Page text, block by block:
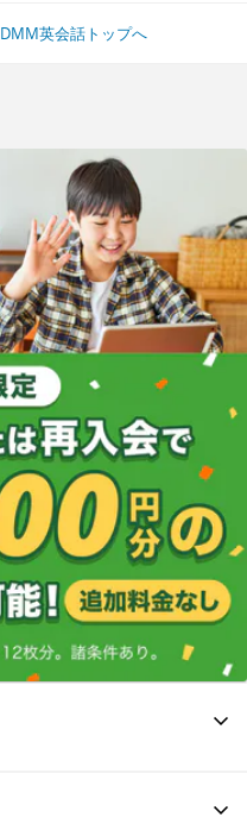
DMM英会話トップへ